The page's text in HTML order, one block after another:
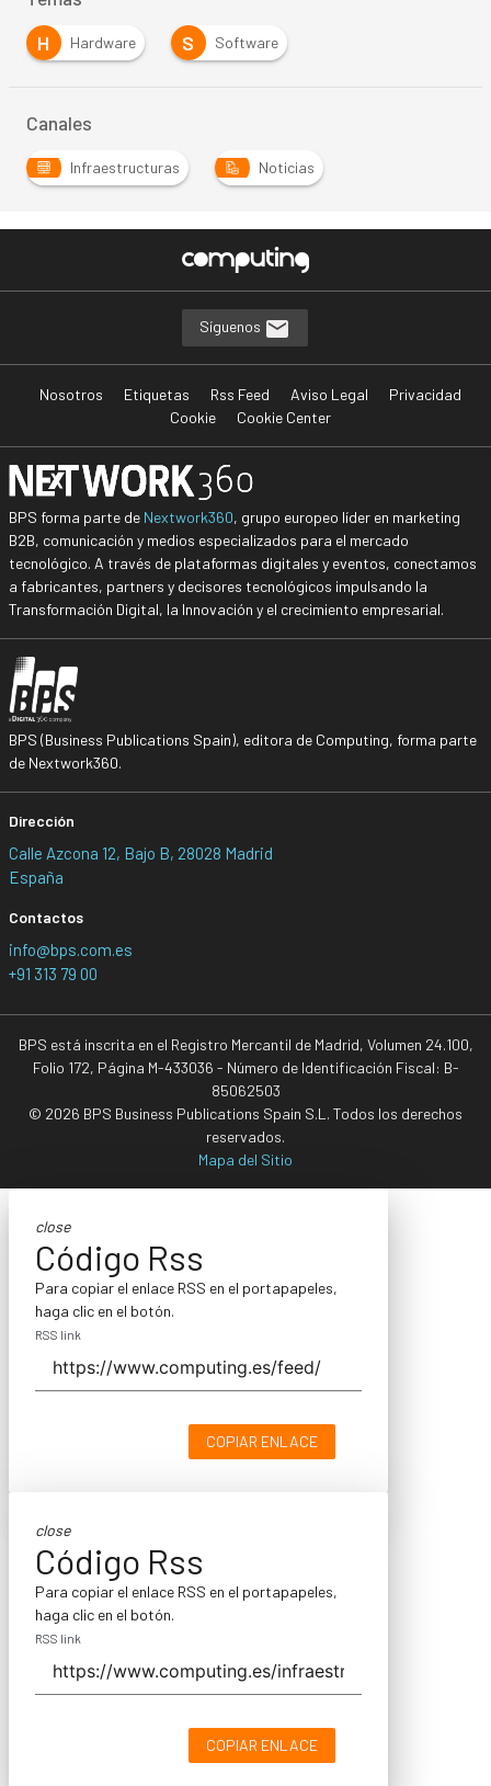
H
Hardware S Software
Canales
Infraestructuras Noticias
Síguenos
Nosotros Etiquetas Rss Feed Aviso Legal
Privacidad
Cookie
Cookie Center
BPS forma parte de Nextwork360, grupo europeo líder en marketing
B2B, comunicación y medios especializados para el mercado
tecnológico. A través de plataformas digitales y eventos, conectamos
a fabricantes, partners y decisores tecnológicos impulsando la
Transformación Digital, la Innovación y el crecimiento empresarial.
BPS (Business Publications Spain), editora de Computing, forma parte
de Nextwork360.
Dirección
Calle Azcona 12, Bajo B, 28028 Madrid
España
Contactos
info@bps.com.es
+91 313 79 00
BPS está inscrita en el Registro Mercantil de Madrid, Volumen 24.100,
Folio 172, Página M-433036 - Número de Identificación Fiscal: B-
85062503
© 2026 BPS Business Publications Spain S.L. Todos los derechos
reservados.
Mapa del Sitio
close
Código Rss
Para copiar el enlace RSS en el portapapeles,
haga clic en el botón.
RSS link
COPIAR ENLACE
close
Código Rss
Para copiar el enlace RSS en el portapapeles,
haga clic en el botón.
RSS link
COPIAR ENLACE